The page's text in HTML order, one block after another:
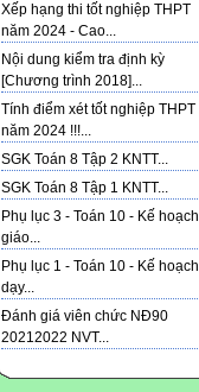
Xếp hạng thi tốt nghiệp THPT
năm 2024 - Cao...
Nội dung kiểm tra định kỳ
[Chương trình 2018]...
Tính điểm xét tốt nghiệp THPT
năm 2024 !!!...
SGK Toán 8 Tập 2 KNTT...
SGK Toán 8 Tập 1 KNTT...
Phụ lục 3 - Toán 10 - Kế hoạch
giáo...
Phụ lục 1 - Toán 10 - Kế hoạch
dạy...
Đánh giá viên chức NĐ90
20212022 NVT...